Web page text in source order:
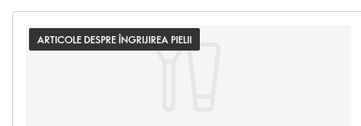
ARTICOLE DESPRE ÎNGRIJIREA PIELII